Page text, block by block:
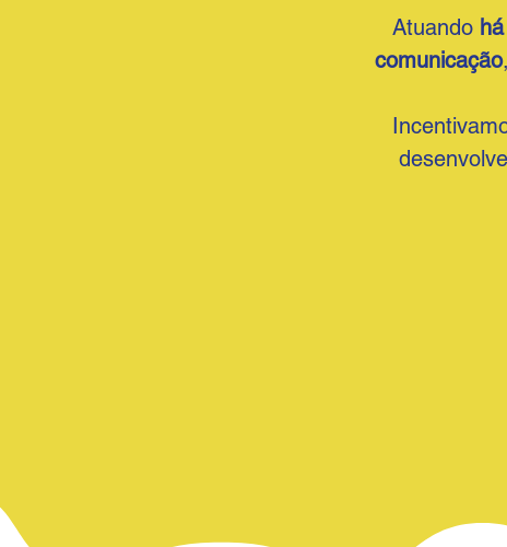
Atuando
comunicação